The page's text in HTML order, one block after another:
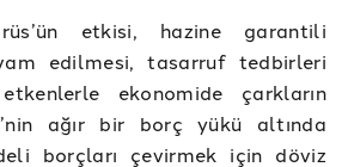
etkisi, hazine garantili
edilmesi, tasarruf tedbirleri
ekonomide çarkların
ağır bir borç yükü altında
borçları çevirmek için döviz